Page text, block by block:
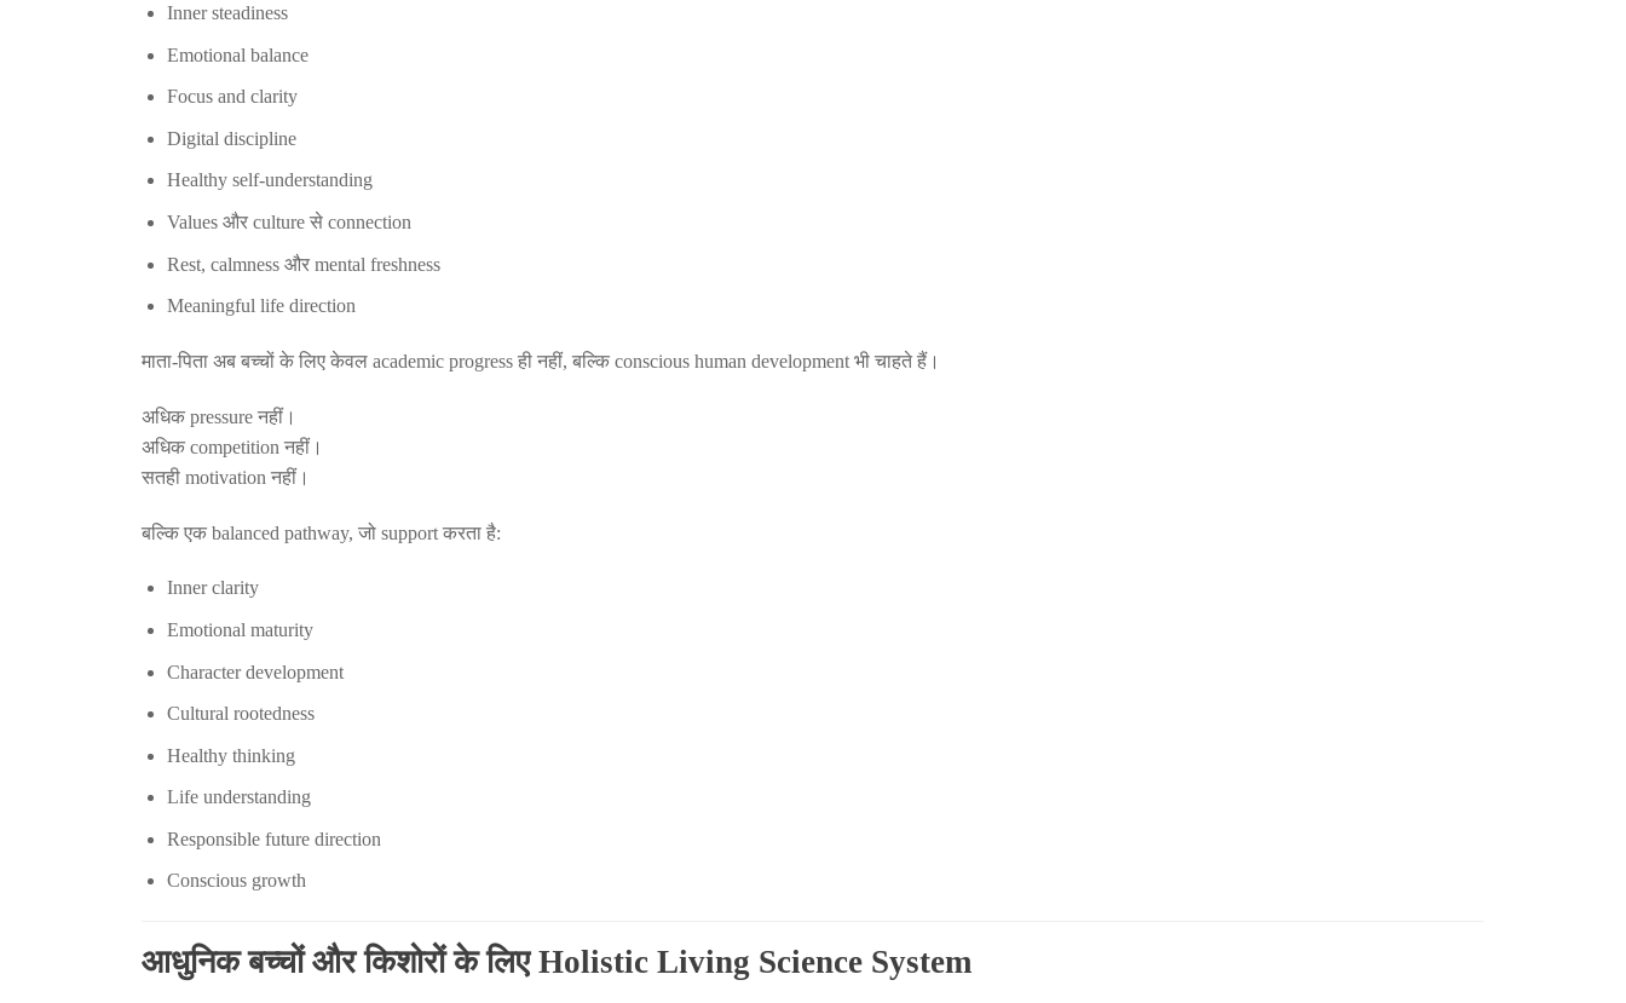
Inner steadiness
Emotional balance
Focus and clarity
Digital discipline
Healthy self-understanding
Values और culture से connection
Rest, calmness और mental freshness
Meaningful life direction
माता-पिता अब बच्चों के लिए केवल academic progress ही नहीं, बल्कि conscious human development भी चाहते हैं।
अधिक pressure नहीं।
अधिक competition नहीं।
सतही motivation नहीं।
बल्कि एक balanced pathway, जो support करता है:
Inner clarity
Emotional maturity
Character development
Cultural rootedness
Healthy thinking
Life understanding
Responsible future direction
Conscious growth
आधुनिक बच्चों और किशोरों के लिए Holistic Living Science System